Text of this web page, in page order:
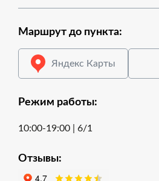
Маршрут до пункта:
Яндекс Карты
Режим работы:
10:00-19:00 | 6/1
Отзывы: